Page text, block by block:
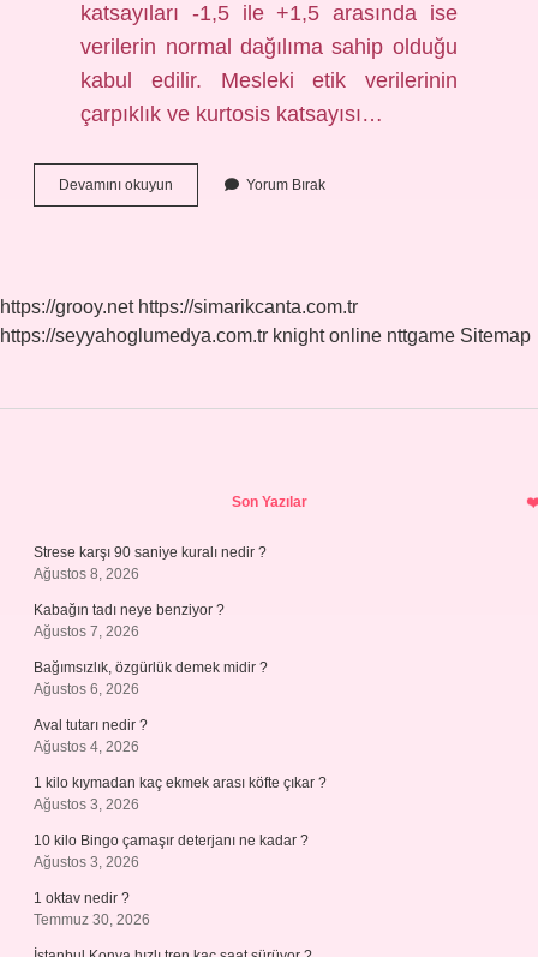
katsayıları -1,5 ile +1,5 arasında ise
verilerin normal dağılıma sahip olduğu
kabul edilir. Mesleki etik verilerinin
çarpıklık ve kurtosis katsayısı…
Devamını okuyun
Wilk
Yorum Bırak
https://grooy.net https://simarikcanta.com.tr
https://seyyahoglumedya.com.tr knight online nttgame Sitemap
Son Yazılar
Strese karşı 90 saniye kuralı nedir ?
Ağustos 8, 2026
Kabağın tadı neye benziyor ?
Ağustos 7, 2026
Bağımsızlık, özgürlük demek midir ?
Ağustos 6, 2026
Aval tutarı nedir ?
Ağustos 4, 2026
1 kilo kıymadan kaç ekmek arası köfte çıkar ?
Ağustos 3, 2026
10 kilo Bingo çamaşır deterjanı ne kadar ?
Ağustos 3, 2026
1 oktav nedir ?
Temmuz 30, 2026